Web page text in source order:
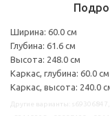
Ширина: 60.0 см
Глубина: 61.6 см
Высота: 248.0 см
Каркас, глубина: 60.0 см
Каркас, высота: 240.0